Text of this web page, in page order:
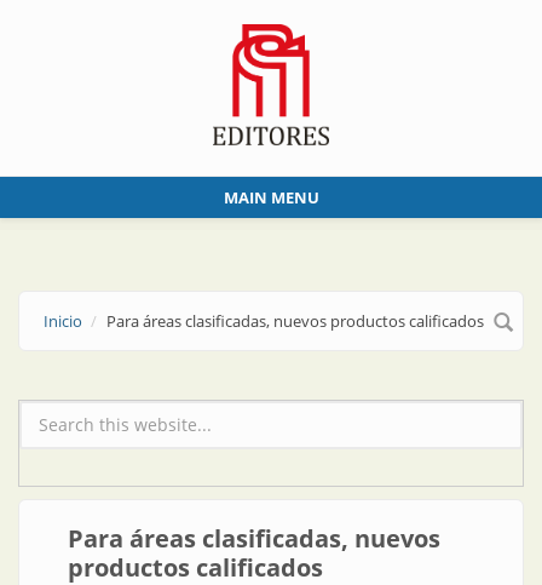
MAIN MENU
Inicio Para áreas clasificadas, nuevos productos calificados
Formulario de búsqueda
Para áreas clasificadas, nuevos
productos calificados